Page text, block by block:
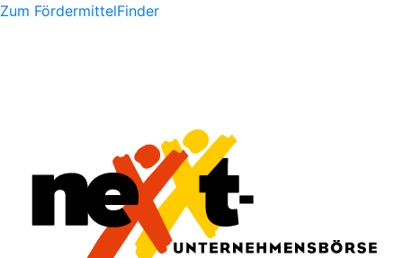
Zum FördermittelFinder